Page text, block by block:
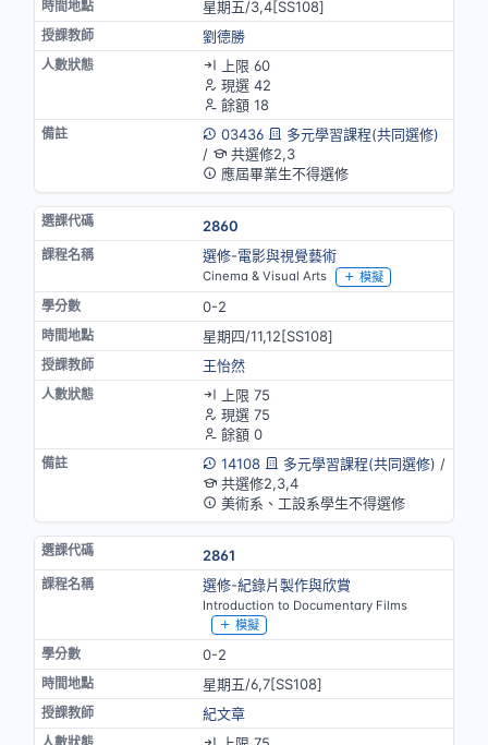
星期五/3,4[SS108]
劉德勝
上限 60
現選 42
餘額 18
03436
多元學習課程(共同選修)
/
共選修2,3
應屆畢業生不得選修
2860
選修-電影與視覺藝術
Cinema & Visual Arts 模擬
0-2
星期四/11,12[SS108]
王怡然
上限 75
現選 75
餘額 0
14108
多元學習課程(共同選修) /
共選修2,3,4
美術系、工設系學生不得選修
2861
選修-紀錄片製作與欣賞
Introduction to Documentary Films
模擬
0-2
星期五/6,7[SS108]
紀文章